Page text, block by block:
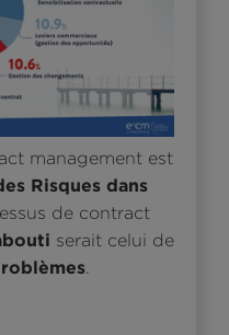
management est
Risques dans
de contract
serait celui de
.